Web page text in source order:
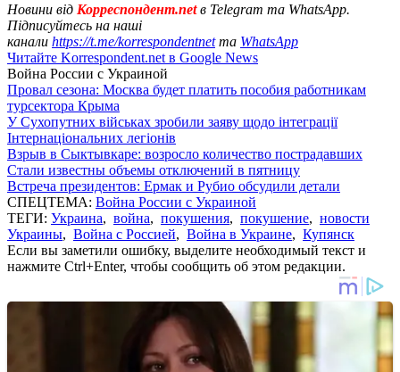
Новини від Корреспондент.netв Telegram та WhatsApp.
Підписуйтесь на наші
канали https://t.me/korrespondentnetта WhatsApp
Читайте Korrespondent.net в Google News
Война России с Украиной
Провал сезона: Москва будет платить пособия работникам
турсектора Крыма
У Сухопутних військах зробили заяву щодо інтеграції
Інтернаціональних легіонів
Взрыв в Сыктывкаре: возросло количество пострадавших
Стали известны объемы отключений в пятницу
Встреча президентов: Ермак и Рубио обсудили детали
СПЕЦТЕМА: Война России с Украиной
ТЕГИ: Украина, война, покушения, покушение, новости
Украины, Война с Россией, Война в Украине, Купянск
Если вы заметили ошибку, выделите необходимый текст и
нажмите Ctrl+Enter, чтобы сообщить об этом редакции.